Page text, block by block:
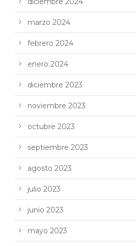
marzo 2024
febrero 2024
enero 2024
diciembre 2023
noviembre 2023
octubre 2023
septiembre 2023
agosto 2023
julio 2023
junio 2023
mayo 2023